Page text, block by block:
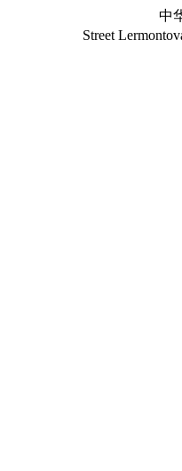
中
Street